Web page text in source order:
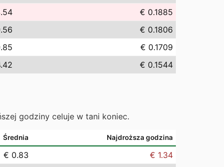
€ 0.1885
€ 0.1806
€ 0.1709
€ 0.1544
godziny celuje w tani koniec.
Średnia Najdroższa godzina
€ 0.83
€ 1.34